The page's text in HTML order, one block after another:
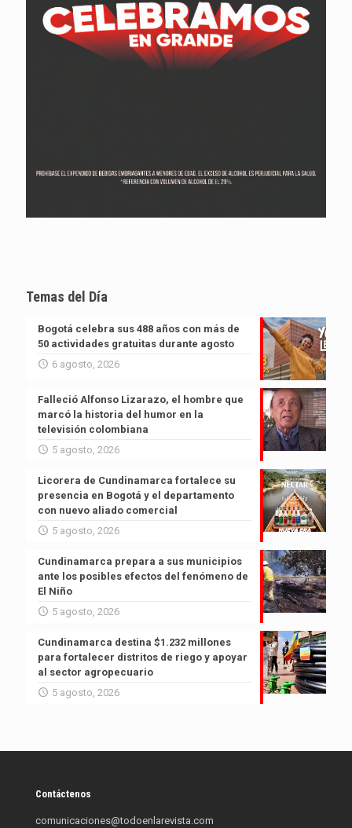
Temas del Día
Bogotá celebra sus 488 años con más de
50 actividades gratuitas durante agosto
6 agosto, 2026
Falleció Alfonso Lizarazo, el hombre que
marcó la historia del humor en la
televisión colombiana
5 agosto, 2026
Licorera de Cundinamarca fortalece su
presencia en Bogotá y el departamento
con nuevo aliado comercial
5 agosto, 2026
Cundinamarca prepara a sus municipios
ante los posibles efectos del fenómeno de
El Niño
5 agosto, 2026
Cundinamarca destina $1.232 millones
para fortalecer distritos de riego y apoyar
al sector agropecuario
5 agosto, 2026
Contáctenos
comunicaciones@todoenlarevista.com